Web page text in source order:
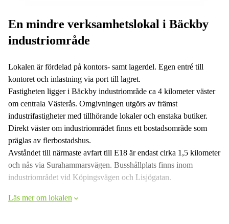
En mindre verksamhetslokal i Bäckby
industriområde
Lokalen är fördelad på kontors- samt lagerdel. Egen entré till
kontoret och inlastning via port till lagret.
Fastigheten ligger i Bäckby industriområde ca 4 kilometer väster
om centrala Västerås. Omgivningen utgörs av främst
industrifastigheter med tillhörande lokaler och enstaka butiker.
Direkt väster om industriområdet finns ett bostadsområde som
präglas av flerbostadshus.
Avståndet till närmaste avfart till E18 är endast cirka 1,5 kilometer
och nås via Surahammarsvägen. Busshållplats finns inom
industriområdet vid Köpingsvägen och Lisjögatan.
Läs mer om lokalen